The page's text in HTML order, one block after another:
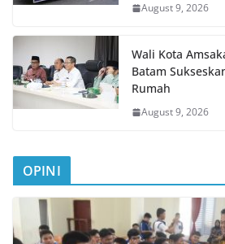
August 9, 2026
Wali Kota
Batam
Rumah
August 9, 2026
OPINI